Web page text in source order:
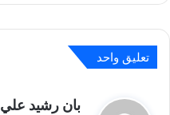
تعليق واحد
بان رشيد علي